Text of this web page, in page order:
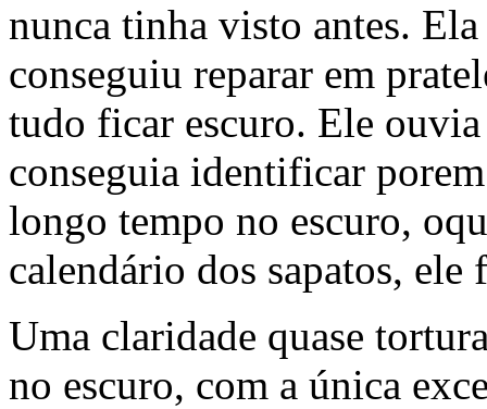
nunca tinha visto antes.
conseguiu reparar em
tudo ficar escuro. Ele ouvia
conseguia identificar
longo tempo no escuro,
calendário dos sapatos,
Uma claridade quase
no escuro, com a única